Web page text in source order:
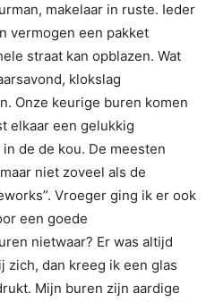
makelaar in ruste. Ieder
vermogen een pakket
straat kan opblazen. Wat
klokslag
Onze keurige buren komen
elkaar een gelukkig
de de kou. De meesten
niet zoveel als de
Vroeger ging ik er ook
een goede
nietwaar? Er was altijd
zich, dan kreeg ik een glas
Mijn buren zijn aardige